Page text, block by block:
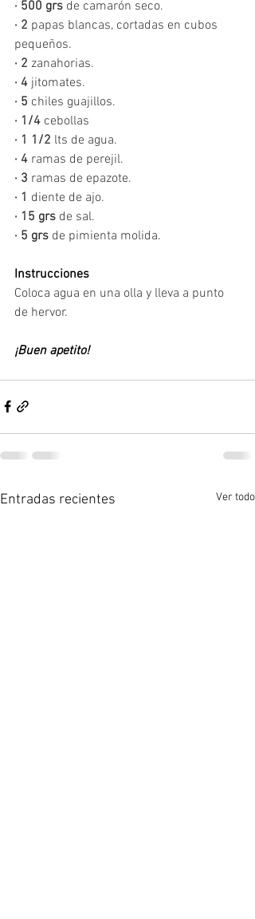
· 500 grs de camarón seco.
· 2 papas blancas, cortadas en cubos
pequeños.
· 2 zanahorias.
· 4 jitomates.
· 5 chiles guajillos.
· 1/4 cebollas
· 1 1/2 lts de agua.
· 4 ramas de perejil.
· 3 ramas de epazote.
· 1 diente de ajo.
· 15 grs de sal.
· 5 grs de pimienta molida.
Instrucciones
Coloca agua en una olla y lleva a punto
de hervor.
¡Buen apetito!
Entradas recientes Ver todo